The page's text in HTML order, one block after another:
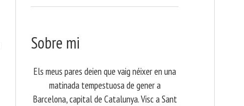
Sobre mi
Els meus pares deien que vaig néixer en una
matinada tempestuosa de gener a
Barcelona, capital de Catalunya. Visc a Sant